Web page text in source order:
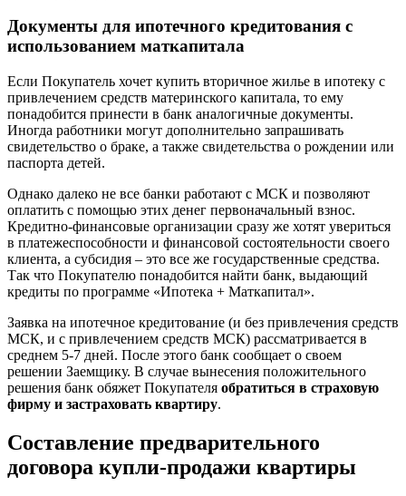
Документы для ипотечного кредитования с
использованием маткапитала
Если Покупатель хочет купить вторичное жилье в ипотеку с
привлечением средств материнского капитала, то ему
понадобится принести в банк аналогичные документы.
Иногда работники могут дополнительно запрашивать
свидетельство о браке, а также свидетельства о рождении или
паспорта детей.
Однако далеко не все банки работают с МСК и позволяют
оплатить с помощью этих денег первоначальный взнос.
Кредитно-финансовые организации сразу же хотят увериться
в платежеспособности и финансовой состоятельности своего
клиента, а субсидия – это все же государственные средства.
Так что Покупателю понадобится найти банк, выдающий
кредиты по программе «Ипотека + Маткапитал».
Заявка на ипотечное кредитование (и без привлечения средств
МСК, и с привлечением средств МСК) рассматривается в
среднем 5-7 дней. После этого банк сообщает о своем
решении Заемщику. В случае вынесения положительного
решения банк обяжет Покупателя обратиться в страховую
фирму и застраховать квартиру.
Составление предварительного
договора купли-продажи квартиры